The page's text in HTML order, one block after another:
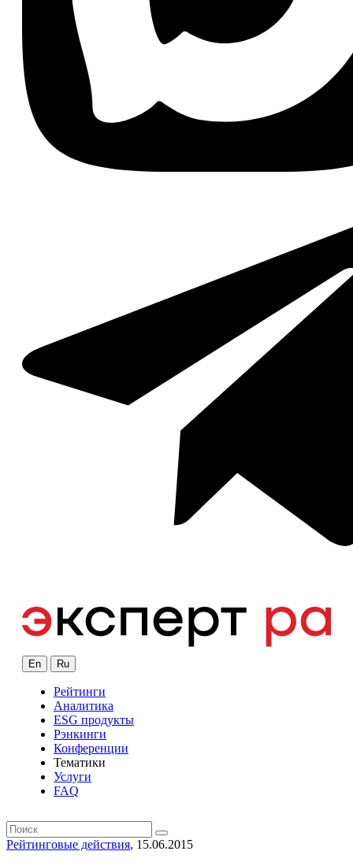
En Ru
Рейтинги
Аналитика
ESG продукты
Рэнкинги
Конференции
Тематики
Услуги
FAQ
Рейтинговые действия, 15.06.2015